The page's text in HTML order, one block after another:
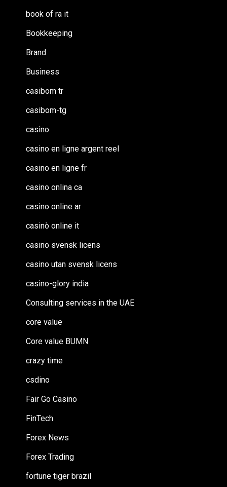
book of ra it
Bookkeeping
Brand
Business
casibom tr
casibom-tg
casino
casino en ligne argent reel
casino en ligne fr
casino onlina ca
casino online ar
casinò online it
casino svensk licens
casino utan svensk licens
casino-glory india
Consulting services in the UAE
core value
Core value BUMN
crazy time
csdino
Fair Go Casino
FinTech
Forex News
Forex Trading
fortune tiger brazil